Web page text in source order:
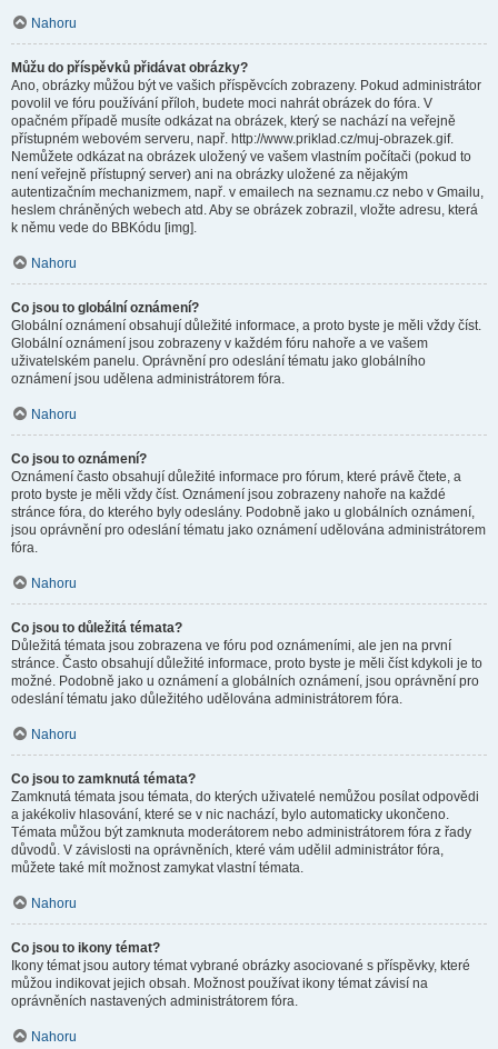
Nahoru
Můžu do příspěvků přidávat obrázky?
Ano, obrázky můžou být ve vašich příspěvcích zobrazeny. Pokud administrátor
povolil ve fóru používání příloh, budete moci nahrát obrázek do fóra. V
opačném případě musíte odkázat na obrázek, který se nachází na veřejně
přístupném webovém serveru, např. http://www.priklad.cz/muj-obrazek.gif.
Nemůžete odkázat na obrázek uložený ve vašem vlastním počítači (pokud to
není veřejně přístupný server) ani na obrázky uložené za nějakým
autentizačním mechanizmem, např. v emailech na seznamu.cz nebo v Gmailu,
heslem chráněných webech atd. Aby se obrázek zobrazil, vložte adresu, která
k němu vede do BBKódu [img].
Nahoru
Co jsou to globální oznámení?
Globální oznámení obsahují důležité informace, a proto byste je měli vždy číst.
Globální oznámení jsou zobrazeny v každém fóru nahoře a ve vašem
uživatelském panelu. Oprávnění pro odeslání tématu jako globálního
oznámení jsou udělena administrátorem fóra.
Nahoru
Co jsou to oznámení?
Oznámení často obsahují důležité informace pro fórum, které právě čtete, a
proto byste je měli vždy číst. Oznámení jsou zobrazeny nahoře na každé
stránce fóra, do kterého byly odeslány. Podobně jako u globálních oznámení,
jsou oprávnění pro odeslání tématu jako oznámení udělována administrátorem
fóra.
Nahoru
Co jsou to důležitá témata?
Důležitá témata jsou zobrazena ve fóru pod oznámeními, ale jen na první
stránce. Často obsahují důležité informace, proto byste je měli číst kdykoli je to
možné. Podobně jako u oznámení a globálních oznámení, jsou oprávnění pro
odeslání tématu jako důležitého udělována administrátorem fóra.
Nahoru
Co jsou to zamknutá témata?
Zamknutá témata jsou témata, do kterých uživatelé nemůžou posílat odpovědi
a jakékoliv hlasování, které se v nic nachází, bylo automaticky ukončeno.
Témata můžou být zamknuta moderátorem nebo administrátorem fóra z řady
důvodů. V závislosti na oprávněních, které vám udělil administrátor fóra,
můžete také mít možnost zamykat vlastní témata.
Nahoru
Co jsou to ikony témat?
Ikony témat jsou autory témat vybrané obrázky asociované s příspěvky, které
můžou indikovat jejich obsah. Možnost používat ikony témat závisí na
oprávněních nastavených administrátorem fóra.
Nahoru